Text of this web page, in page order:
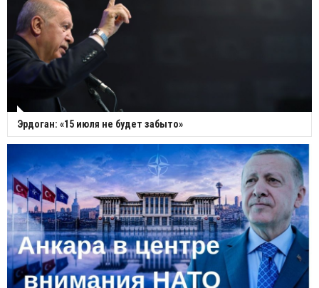
Эрдоган: «15 июля не будет забыто»